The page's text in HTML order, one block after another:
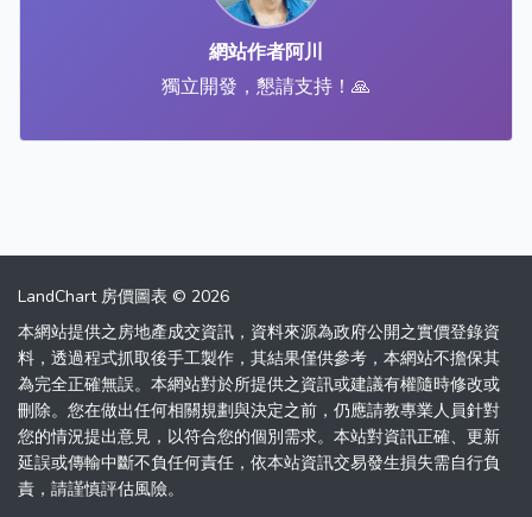
網站作者阿川
獨立開發，懇請支持！🙏
LandChart 房價圖表 © 2026
本網站提供之房地產成交資訊，資料來源為政府公開之實價登錄資
料，透過程式抓取後手工製作，其結果僅供參考，本網站不擔保其
為完全正確無誤。本網站對於所提供之資訊或建議有權隨時修改或
刪除。您在做出任何相關規劃與決定之前，仍應請教專業人員針對
您的情況提出意見，以符合您的個別需求。本站對資訊正確、更新
延誤或傳輸中斷不負任何責任，依本站資訊交易發生損失需自行負
責，請謹慎評估風險。